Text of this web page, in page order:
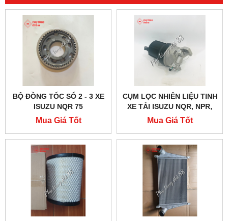
BỘ ĐỒNG TỐC SỐ 2 - 3 XE
ISUZU NQR 75
Mua Giá Tốt
CỤM LỌC NHIÊN LIỆU TINH
XE TẢI ISUZU NQR, NPR,
SAMCO 5.2
Mua Giá Tốt